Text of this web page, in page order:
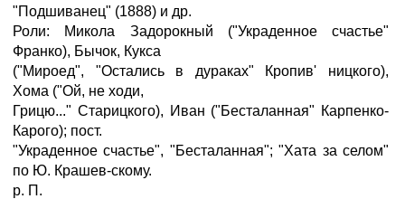
"Подшиванец" (1888) и др.
Роли: Микола Задорокный ("Украденное счастье"
Франко), Бычок, Кукса
("Мироед", "Остались в дураках" Кропив' ницкого),
Хома ("Ой, не ходи,
Грицю..." Старицкого), Иван ("Бесталанная" Карпенко-
Карого); пост.
"Украденное счастье", "Бесталанная"; "Хата за селом"
по Ю. Крашев-скому.
р. П.